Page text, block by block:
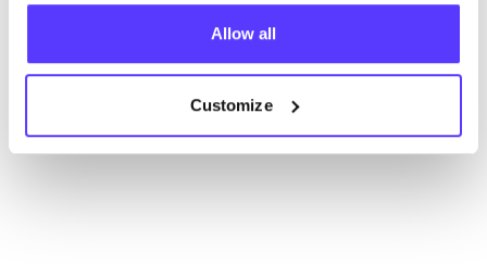
Allow all
Customize
List Map